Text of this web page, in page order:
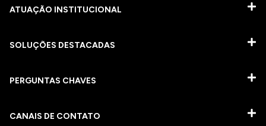
ATUAÇÃO INSTITUCIONAL
SOLUÇÕES DESTACADAS
PERGUNTAS CHAVES​
CANAIS DE CONTATO